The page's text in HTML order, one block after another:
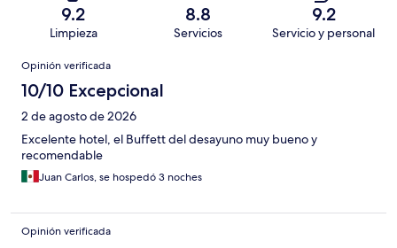
9.2
Limpieza
8.8
Servicios
9.2
Servicio y personal
Opiniones
Opinión verificada
10/10 Excepcional
2 de agosto de 2026
Excelente hotel, el Buffett del desayuno muy bueno y
recomendable
Juan Carlos, se hospedó 3 noches
Opinión verificada